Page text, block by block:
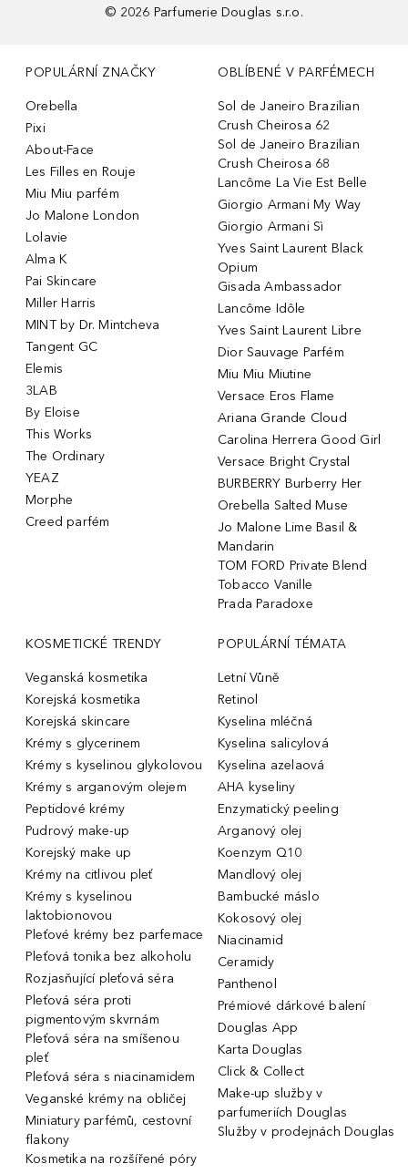
© 2026 Parfumerie Douglas s.r.o.
POPULÁRNÍ ZNAČKY
Orebella
Pixi
About-Face
Les Filles en Rouje
Miu Miu parfém
Jo Malone London
Lolavie
Alma K
Pai Skincare
Miller Harris
MINT by Dr. Mintcheva
Tangent GC
Elemis
3LAB
By Eloise
This Works
The Ordinary
YEAZ
Morphe
Creed parfém
OBLÍBENÉ V PARFÉMECH
Sol de Janeiro Brazilian
Crush Cheirosa 62
Sol de Janeiro Brazilian
Crush Cheirosa 68
Lancôme La Vie Est Belle
Giorgio Armani My Way
Giorgio Armani Sì
Yves Saint Laurent Black
Opium
Gisada Ambassador
Lancôme Idôle
Yves Saint Laurent Libre
Dior Sauvage Parfém
Miu Miu Miutine
Versace Eros Flame
Ariana Grande Cloud
Carolina Herrera Good Girl
Versace Bright Crystal
BURBERRY Burberry Her
Orebella Salted Muse
Jo Malone Lime Basil &
Mandarin
TOM FORD Private Blend
Tobacco Vanille
Prada Paradoxe
KOSMETICKÉ TRENDY
Veganská kosmetika
Korejská kosmetika
Korejská skincare
Krémy s glycerinem
Krémy s kyselinou glykolovou
Krémy s arganovým olejem
Peptidové krémy
Pudrový make-up
Korejský make up
Krémy na citlivou pleť
Krémy s kyselinou
laktobionovou
Pleťové krémy bez parfemace
Pleťová tonika bez alkoholu
Rozjasňující pleťová séra
Pleťová séra proti
pigmentovým skvrnám
Pleťová séra na smíšenou
pleť
Pleťová séra s niacinamidem
Veganské krémy na obličej
Miniatury parfémů, cestovní
flakony
Kosmetika na rozšířené póry
POPULÁRNÍ TÉMATA
Letní Vůně
Retinol
Kyselina mléčná
Kyselina salicylová
Kyselina azelaová
AHA kyseliny
Enzymatický peeling
Arganový olej
Koenzym Q10
Mandlový olej
Bambucké máslo
Kokosový olej
Niacinamid
Ceramidy
Panthenol
Prémiové dárkové balení
Douglas App
Karta Douglas
Click & Collect
Make-up služby v
parfumeriích Douglas
Služby v prodejnách Douglas